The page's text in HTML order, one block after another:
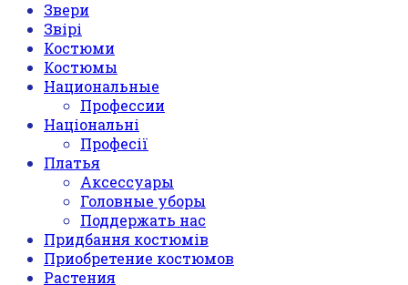
Звери
Звірі
Костюми
Костюмы
Национальные
Профессии
Національні
Професії
Платья
Аксессуары
Головные уборы
Поддержать нас
Придбання костюмів
Приобретение костюмов
Растения